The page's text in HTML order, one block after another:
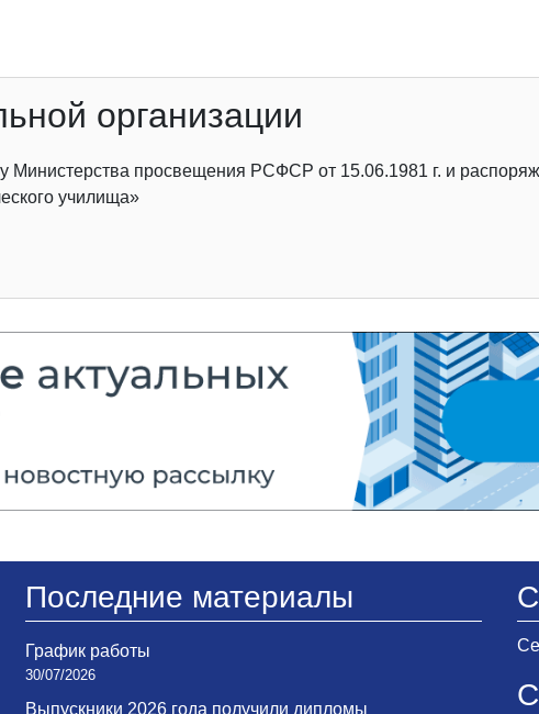
организации
Министерства просвещения РСФСР от 15.06.1981 г. и
училища»
Последние материалы
График работы
30/07/2026
Выпускники 2026 года получили дипломы